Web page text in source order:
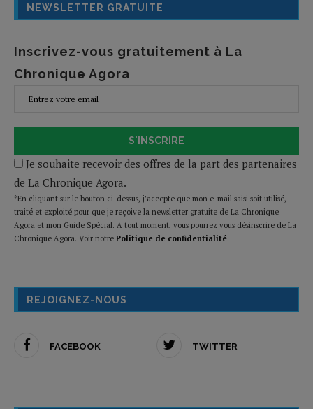
NEWSLETTER GRATUITE
Inscrivez-vous gratuitement à La
Chronique Agora
S'INSCRIRE
Je souhaite recevoir des offres de la part des partenaires
de La Chronique Agora.
*En cliquant sur le bouton ci-dessus, j’accepte que mon e-mail saisi soit utilisé,
traité et exploité pour que je reçoive la newsletter gratuite de La Chronique
Agora et mon Guide Spécial. A tout moment, vous pourrez vous désinscrire de La
Chronique Agora. Voir notre Politique de confidentialité.
REJOIGNEZ-NOUS
FACEBOOK TWITTER